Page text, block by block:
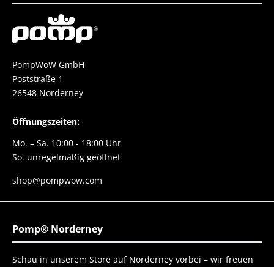
PompWoW GmbH
Poststraße 1
26548 Norderney
Öffnungszeiten:
Mo. – Sa. 10:00 - 18:00 Uhr
So. unregelmäßig geöffnet
shop@pompwow.com
Pomp® Norderney
Schau in unserem Store auf Norderney vorbei – wir freuen